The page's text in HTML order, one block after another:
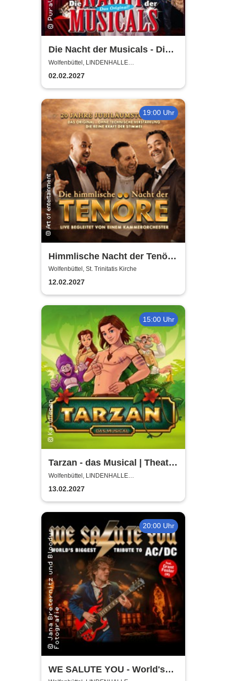
Die Nacht der Musicals - Die
erfolgreichste Musicalgala
aller Zeiten
Wolfenbüttel, LINDENHALLE
WOLFENBÜTTEL
02.02.2027
19:00 Uhr
Himmlische Nacht der Tenöre
- Das Original - Live und ohne
technische Verstärkung
Wolfenbüttel, St. Trinitatis Kirche
12.02.2027
15:00 Uhr
Tarzan - das Musical | Theater
Liberi
Wolfenbüttel, LINDENHALLE
WOLFENBÜTTEL
13.02.2027
20:00 Uhr
WE SALUTE YOU - World's